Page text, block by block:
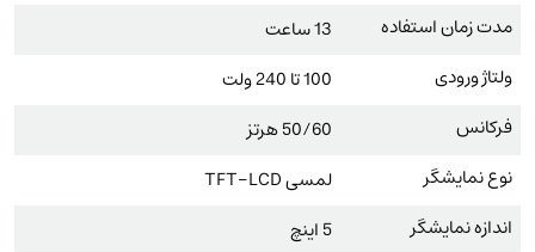
مدت زمان استفاده
13 ساعت
ولتاژ ورودی
100 تا 240 ولت
فرکانس
50/60 هرتز
نوع نمایشگر
لمسی TFT-LCD
اندازه نمایشگر
5 اینچ